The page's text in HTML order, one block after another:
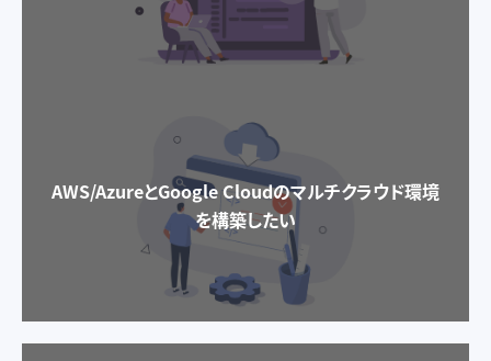
AWS/AzureとGoogle Cloudのマルチクラウド環境
を構築したい